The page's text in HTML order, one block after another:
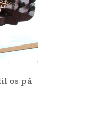
os på